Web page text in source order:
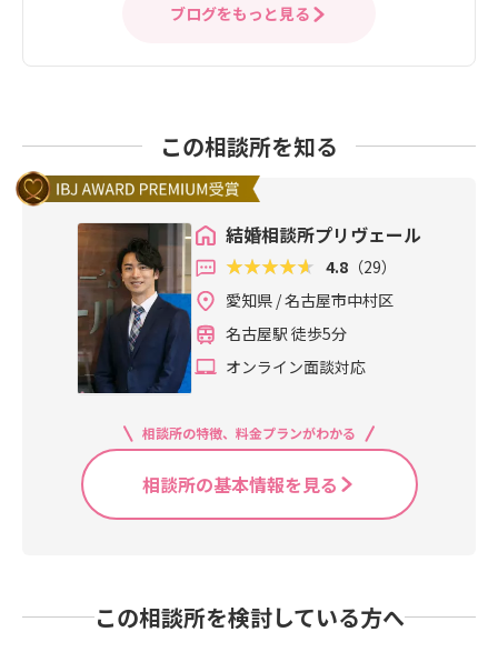
ブログをもっと見る
この相談所を知る
結婚相談所プリヴェール
4.8 （29）
愛知県 / 名古屋市中村区
名古屋駅 徒歩5分
オンライン面談対応
相談所の特徴、料金プランがわかる
相談所の基本情報を見る
この相談所を検討している方へ